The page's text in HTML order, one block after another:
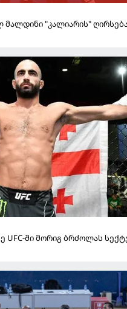
მალდინი "კალიარის"
UFC-ში მორიგ ბრძოლას